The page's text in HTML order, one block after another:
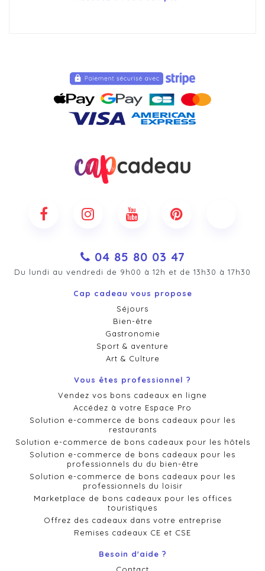
04 85 80 03 47
Du lundi au vendredi de 9h00 à 12h et de 13h30 à 17h30
Cap cadeau vous propose
Séjours
Bien-être
Gastronomie
Sport & aventure
Art & Culture
Vous êtes professionnel ?
Vendez vos bons cadeaux en ligne
Accédez à votre Espace Pro
Solution e-commerce de bons cadeaux pour les
restaurants
Solution e-commerce de bons cadeaux pour les hôtels
Solution e-commerce de bons cadeaux pour les
professionnels du du bien-être
Solution e-commerce de bons cadeaux pour les
professionnels du loisir
Marketplace de bons cadeaux pour les offices
touristiques
Offrez des cadeaux dans votre entreprise
Remises cadeaux CE et CSE
Besoin d'aide ?